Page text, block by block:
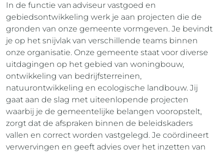
In de functie van adviseur vastgoed en
gebiedsontwikkeling werk je aan projecten die de
gronden van onze gemeente vormgeven. Je bevindt
je op het snijvlak van verschillende teams binnen
onze organisatie. Onze gemeente staat voor diverse
uitdagingen op het gebied van woningbouw,
ontwikkeling van bedrijfsterreinen,
natuurontwikkeling en ecologische landbouw. Jij
gaat aan de slag met uiteenlopende projecten
waarbij je de gemeentelijke belangen vooropstelt,
zorgt dat de afspraken binnen de beleidskaders
vallen en correct worden vastgelegd. Je coördineert
verwervingen en geeft advies over het inzetten van